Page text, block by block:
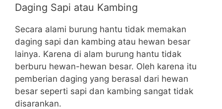
Daging Sapi atau Kambing
Secara alami burung hantu tidak memakan
daging sapi dan kambing atau hewan besar
lainya. Karena di alam burung hantu tidak
berburu hewan-hewan besar. Oleh karena itu
pemberian daging yang berasal dari hewan
besar seperti sapi dan kambing sangat tidak
disarankan.